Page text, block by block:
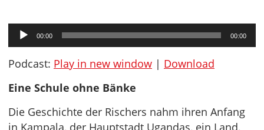
Audio-
Player
00:00 00:00
Podcast: Play in new window | Download
Eine Schule ohne Bänke
Die Geschichte der Rischers nahm ihren Anfang
in Kampala, der Hauptstadt Ugandas, ein Land,